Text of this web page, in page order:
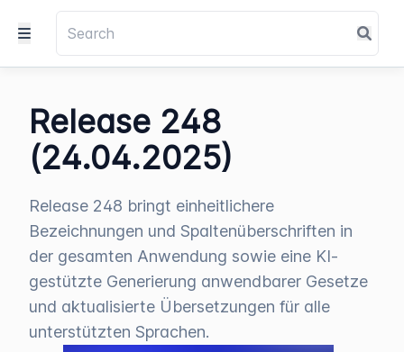
Release 248
(24.04.2025)
Release 248 bringt einheitlichere
Bezeichnungen und Spaltenüberschriften in
der gesamten Anwendung sowie eine KI-
gestützte Generierung anwendbarer Gesetze
und aktualisierte Übersetzungen für alle
unterstützten Sprachen.